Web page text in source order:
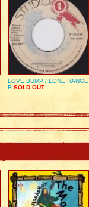
LOVE BUMP / LONE RANGE
R SOLD OUT